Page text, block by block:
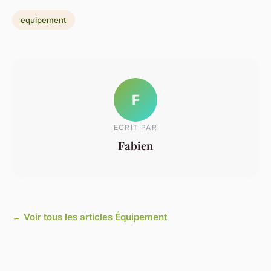
equipement
F
ECRIT PAR
Fabien
← Voir tous les articles Équipement